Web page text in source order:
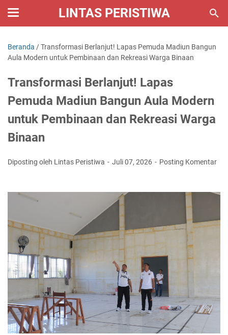
LINTAS PERISTIWA
Beranda /Transformasi Berlanjut! Lapas Pemuda Madiun Bangun
Aula Modern untuk Pembinaan dan Rekreasi Warga Binaan
Transformasi Berlanjut! Lapas
Pemuda Madiun Bangun Aula Modern
untuk Pembinaan dan Rekreasi Warga
Binaan
Diposting oleh Lintas Peristiwa Juli 07, 2026 Posting Komentar